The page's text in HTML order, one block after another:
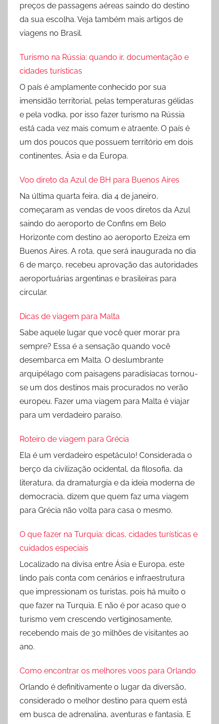
preços de passagens aéreas saindo do destino
da sua escolha. Veja também mais artigos de
viagens no Brasil.
Turismo na Rússia: quando ir, documentação e
cidades turísticas
O país é amplamente conhecido por sua
imensidão territorial, pelas temperaturas gélidas
e pela vodka, por isso fazer turismo na Rússia
está cada vez mais comum e atraente. O país é
um dos poucos que possuem território em dois
continentes, Ásia e da Europa.
Voo direto da Azul de BH para Buenos Aires
Na última quarta feira, dia 4 de janeiro,
começaram as vendas de voos diretos da Azul
saindo do aeroporto de Confins em Belo
Horizonte com destino ao aeroporto Ezeiza em
Buenos Aires. A rota, que será inaugurada no dia
6 de março, recebeu aprovação das autoridades
aeroportuárias argentinas e brasileiras para
circular.
Dicas de viagem para Malta
Sabe aquele lugar que você quer morar pra
sempre? Essa é a sensação quando você
desembarca em Malta. O deslumbrante
arquipélago com paisagens paradisíacas tornou-
se um dos destinos mais procurados no verão
europeu. Fazer uma viagem para Malta é viajar
para um verdadeiro paraíso.
Roteiro de viagem para Grécia
Ela é um verdadeiro espetáculo! Considerada o
berço da civilização ocidental, da filosofia, da
literatura, da dramaturgia e da ideia moderna de
democracia, dizem que quem faz uma viagem
para Grécia não volta para casa o mesmo.
O que fazer na Turquia: dicas, cidades turísticas e
cuidados especiais
Localizado na divisa entre Ásia e Europa, este
lindo país conta com cenários e infraestrutura
que impressionam os turistas, pois há muito o
que fazer na Turquia. E não é por acaso que o
turismo vem crescendo vertiginosamente,
recebendo mais de 30 milhões de visitantes ao
ano.
Como encontrar os melhores voos para Orlando
Orlando é definitivamente o lugar da diversão,
considerado o melhor destino para quem está
em busca de adrenalina, aventuras e fantasia. E